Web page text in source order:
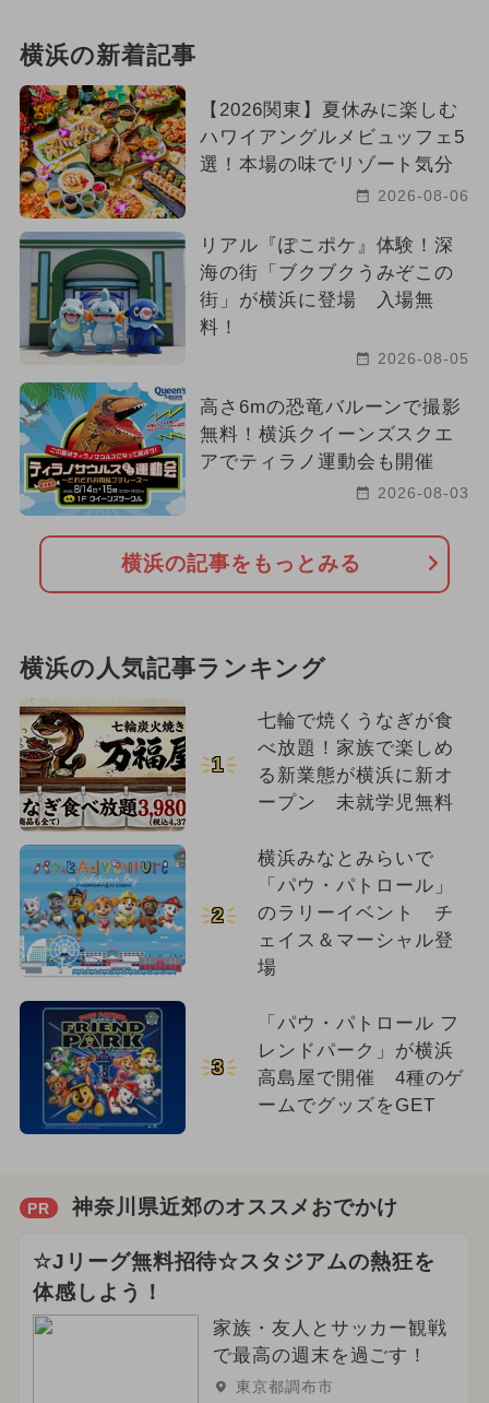
横浜の新着記事
【2026関東】夏休みに楽しむ
ハワイアングルメビュッフェ5
選！本場の味でリゾート気分
2026-08-06
リアル『ぽこポケ』体験！深
海の街「ブクブクうみぞこの
街」が横浜に登場 入場無
料！
2026-08-05
高さ6mの恐竜バルーンで撮影
無料！横浜クイーンズスクエ
アでティラノ運動会も開催
2026-08-03
横浜の記事をもっとみる
横浜の人気記事ランキング
1
七輪で焼くうなぎが食
べ放題！家族で楽しめ
る新業態が横浜に新オ
ープン 未就学児無料
2
横浜みなとみらいで
「パウ・パトロール」
のラリーイベント チ
ェイス＆マーシャル登
場
3
「パウ・パトロール フ
レンドパーク」が横浜
高島屋で開催 4種のゲ
ームでグッズをGET
PR 神奈川県近郊のオススメおでかけ
☆Jリーグ無料招待☆スタジアムの熱狂を
体感しよう！
家族・友人とサッカー観戦
で最高の週末を過ごす！
東京都調布市